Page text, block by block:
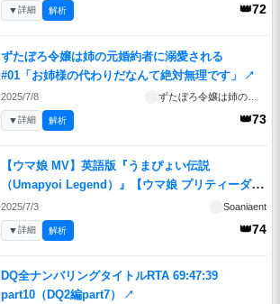
👑72
▼詳細 解析
ずたぼろ令嬢は姉の元婚約者に溺愛される
#01「お姉様の代わりだなんて絶対無理です」
↗
2025/7/8
👑73
▼詳細 解析
【ウマ娘 MV】英語版『うまぴょい伝説
（Umapyoi Legend）』【ウマ娘 プリティーダー
ビー】↗
2025/7/3 Soaniaent
👑74
▼詳細 解析
DQ全ナンバリングタイトルRTA 69:47:39
part10（DQ2編part7）
↗